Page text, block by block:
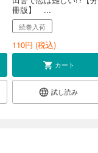
冊版】 ...
続巻入荷
110円 (税込)
カート
試し読み